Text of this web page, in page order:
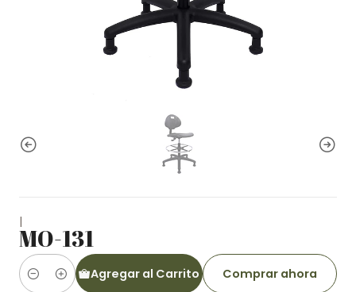
|
MO-131
Cantidad
Agregar al Carrito Comprar ahora